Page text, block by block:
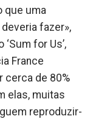
que uma
fazer»,
for Us’,
France
cerca de 80%
elas, muitas
reproduzir-